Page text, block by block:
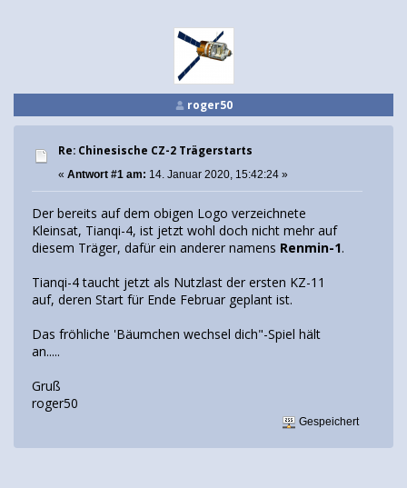
roger50
Re: Chinesische CZ-2 Trägerstarts
« Antwort #1 am: 14. Januar 2020, 15:42:24 »
Der bereits auf dem obigen Logo verzeichnete
Kleinsat, Tianqi-4, ist jetzt wohl doch nicht mehr auf
diesem Träger, dafür ein anderer namens Renmin-1.
Tianqi-4 taucht jetzt als Nutzlast der ersten KZ-11
auf, deren Start für Ende Februar geplant ist.
Das fröhliche 'Bäumchen wechsel dich"-Spiel hält
an.....
Gruß
roger50
Gespeichert